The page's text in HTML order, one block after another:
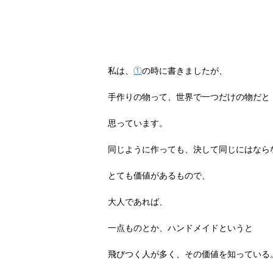
私は、 ①の時に書きましたが、
手作りの物って、世界で一つだけの物だと
思っています。
同じように作っても、決して同じにはなら
とても価値があるもので、
大人であれば、
一点ものとか、ハンドメイドというと
飛びつく人が多く、その価値を知っている。